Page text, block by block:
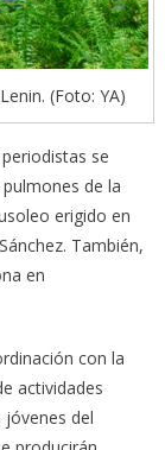
(Foto: YA)
se
de la
erigido en
También,
en
con la
actividades
del